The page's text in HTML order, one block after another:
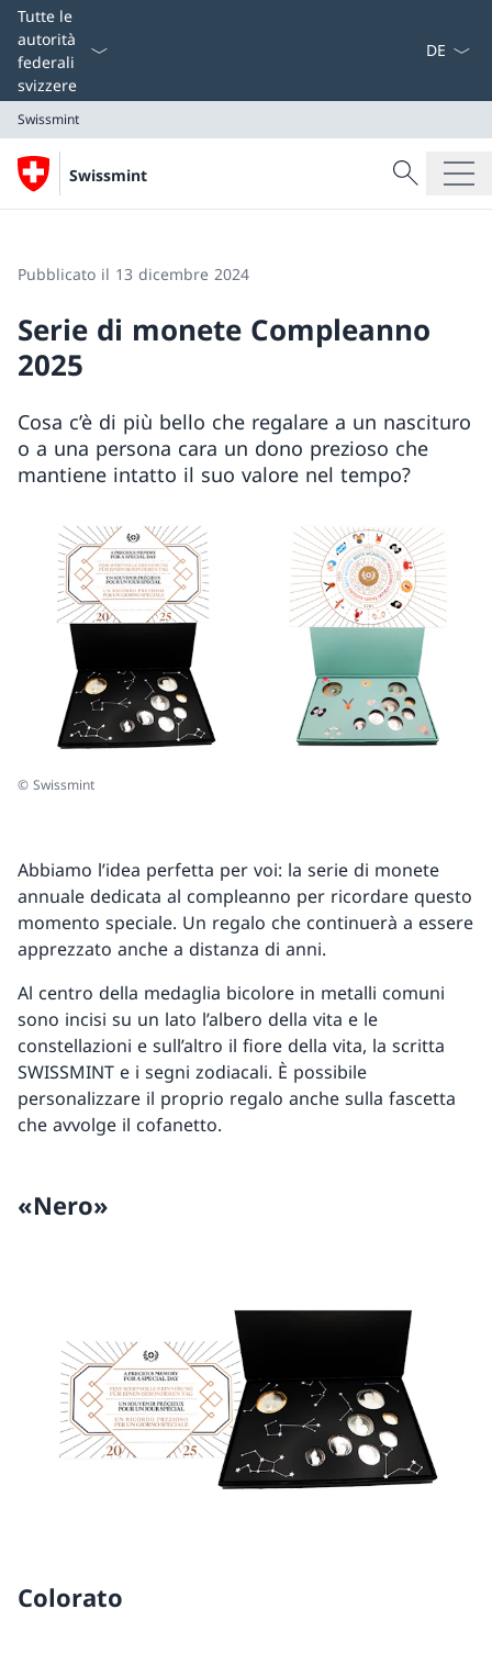
Tutte le
autorità
federali
svizzere
Swissmint
Swissmint
Cercare
Ricerca
Pubblicato il 13 dicembre 2024
Serie di monete Compleanno
2025
Cosa c’è di più bello che regalare a un nascituro
o a una persona cara un dono prezioso che
mantiene intatto il suo valore nel tempo?
© Swissmint
Abbiamo l’idea perfetta per voi: la serie di monete
annuale dedicata al compleanno per ricordare questo
momento speciale. Un regalo che continuerà a essere
apprezzato anche a distanza di anni.
Al centro della medaglia bicolore in metalli comuni
sono incisi su un lato l’albero della vita e le
constellazioni e sull’altro il fiore della vita, la scritta
SWISSMINT e i segni zodiacali. È possibile
personalizzare il proprio regalo anche sulla fascetta
che avvolge il cofanetto.
«Nero»
Colorato